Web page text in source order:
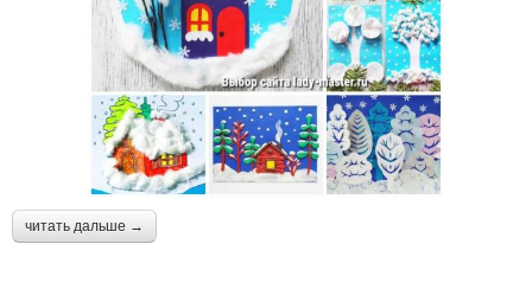
читать дальше →